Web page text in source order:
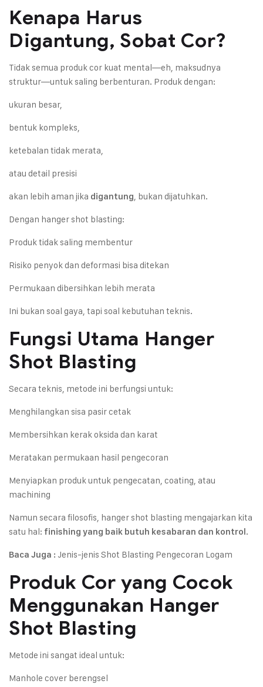
Kenapa Harus
Digantung, Sobat Cor?
Tidak semua produk cor kuat mental—eh, maksudnya
struktur—untuk saling berbenturan. Produk dengan:
ukuran besar,
bentuk kompleks,
ketebalan tidak merata,
atau detail presisi
akan lebih aman jika digantung , bukan dijatuhkan.
Dengan hanger shot blasting:
Produk tidak saling membentur
Risiko penyok dan deformasi bisa ditekan
Permukaan dibersihkan lebih merata
Ini bukan soal gaya, tapi soal kebutuhan teknis.
Fungsi Utama Hanger
Shot Blasting
Secara teknis, metode ini berfungsi untuk:
Menghilangkan sisa pasir cetak
Membersihkan kerak oksida dan karat
Meratakan permukaan hasil pengecoran
Menyiapkan produk untuk pengecatan, coating, atau
machining
Namun secara filosofis, hanger shot blasting mengajarkan kita
satu hal: finishing yang baik butuh kesabaran dan kontrol.
Baca Juga : Jenis-jenis Shot Blasting Pengecoran Logam
Produk Cor yang Cocok
Menggunakan Hanger
Shot Blasting
Metode ini sangat ideal untuk:
Manhole cover berengsel